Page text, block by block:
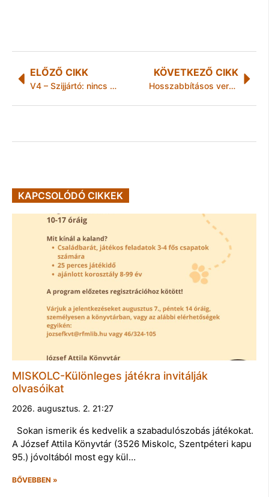
ELŐZŐ CIKK
V4 – Szijjártó: nincs erős EU erős Közép- és Délkelet-Európa nélkül
KÖVETKEZŐ CIKK
Hosszabbításos vereség Győrben!
KAPCSOLÓDÓ CIKKEK
MISKOLC-Különleges játékra invitálják
olvasóikat
2026. augusztus. 2. 21:27
Sokan ismerik és kedvelik a szabadulószobás játékokat.
A József Attila Könyvtár (3526 Miskolc, Szentpéteri kapu
95.) jóvoltából most egy kül…
BŐVEBBEN »